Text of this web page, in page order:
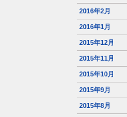
2016年2月
2016年1月
2015年12月
2015年11月
2015年10月
2015年9月
2015年8月